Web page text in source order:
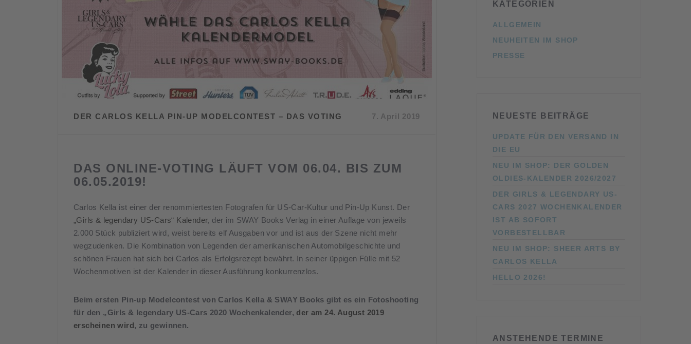
DER CARLOS KELLA PIN-UP MODELCONTEST – DAS VOTING 7. April 2019
DAS ONLINE-VOTING LÄUFT VOM 06.04. BIS ZUM
06.05.2019!
Carlos Kella ist einer der renommiertesten Fotografen für US-Car-Kultur und Pin-Up Kunst. Der
„Girls & legendary US-Cars“ Kalender, der im SWAY Books Verlag in einer Auflage von jeweils
2.000 Stück publiziert wird, weist bereits elf Ausgaben vor und ist aus der Szene nicht mehr
wegzudenken. Die Kombination von Legenden der amerikanischen Automobilgeschichte und
schönen Frauen hat sich bei Carlos als Erfolgsrezept bewährt. In seiner üppigen Fülle mit 52
Wochenmotiven ist der Kalender in dieser Ausführung konkurrenzlos.
Beim ersten Pin-up Modelcontest von Carlos Kella & SWAY Books gibt es ein Fotoshooting
für den „Girls & legendary US-Cars 2020 Wochenkalender, der am 24. August 2019
erscheinen wird, zu gewinnen.
KATEGORIEN
ALLGEMEIN
NEUHEITEN IM SHOP
PRESSE
NEUESTE BEITRÄGE
UPDATE FÜR DEN VERSAND IN
DIE EU
NEU IM SHOP: DER GOLDEN
OLDIES-KALENDER 2026/2027
DER GIRLS & LEGENDARY US-
CARS 2027 WOCHENKALENDER
IST AB SOFORT
VORBESTELLBAR
NEU IM SHOP: SHEER ARTS BY
CARLOS KELLA
HELLO 2026!
ANSTEHENDE TERMINE